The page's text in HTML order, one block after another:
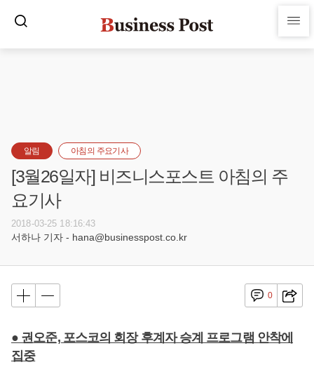
알림 아침의 주요기사
[3월26일자] 비즈니스포스트 아침의 주
요기사
2018-03-25 18:16:43
서하나 기자 - hana@businesspost.co.kr
0
● 권오준, 포스코의 회장 후계자 승계 프로그램 안착에
집중